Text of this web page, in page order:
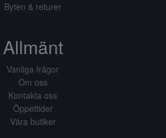
Byten & returer
Allmänt
Vanliga frågor
Om oss
Kontakta oss
Öppettider
Våra butiker